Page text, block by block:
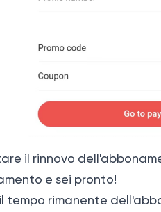
il rinnovo
e sei pronto!
tempo rimanente